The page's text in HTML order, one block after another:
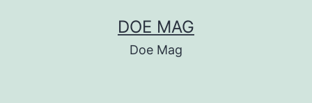
DOE MAG
Doe Mag